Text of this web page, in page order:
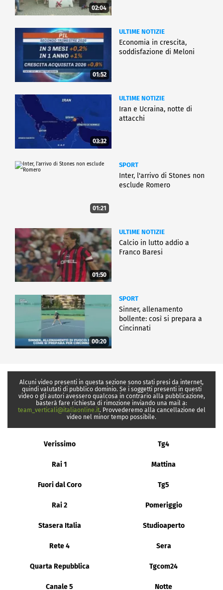
02:04
01:52
ULTIME NOTIZIE
Economia in crescita,
soddisfazione di Meloni
03:32
ULTIME NOTIZIE
Iran e Ucraina, notte di
attacchi
01:21
SPORT
Inter, l'arrivo di Stones non
esclude Romero
01:50
ULTIME NOTIZIE
Calcio in lutto addio a
Franco Baresi
00:20
SPORT
Sinner, allenamento
bollente: così si prepara a
Cincinnati
Alcuni video presenti in questa sezione sono stati presi da internet,
quindi valutati di pubblico dominio. Se i soggetti presenti in questi
video o gli autori avessero qualcosa in contrario alla pubblicazione,
basterà fare richiesta di rimozione inviando una mail a:
team_verticali@italiaonline.it. Provvederemo alla cancellazione del
video nel minor tempo possibile.
Verissimo Tg4
Rai 1 Mattina
Fuori dal Coro Tg5
Rai 2 Pomeriggio
Stasera Italia Studioaperto
Rete 4 Sera
Quarta Repubblica Tgcom24
Canale 5 Notte